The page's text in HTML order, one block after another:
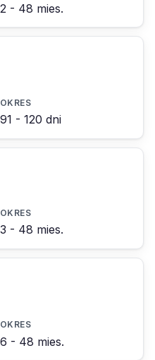
2 - 48 mies.
91 - 120 dni
3 - 48 mies.
6 - 48 mies.